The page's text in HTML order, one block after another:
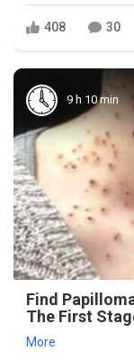
408 30
9 h 10 min
Find
The First
More